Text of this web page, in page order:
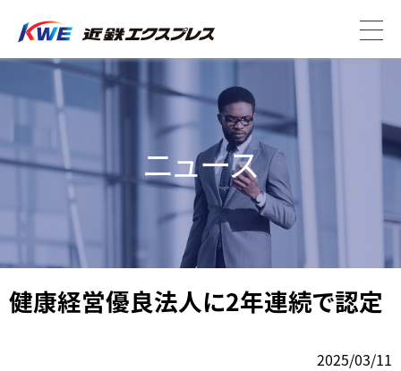
ニュース
健康経営優良法人に2年連続で認定
2025/03/11